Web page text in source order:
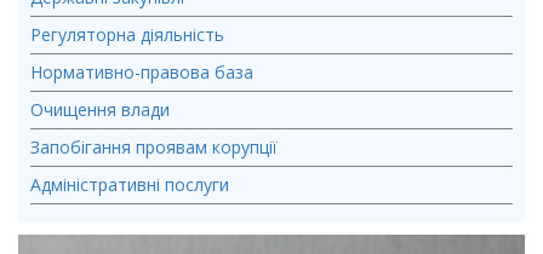
Регуляторна діяльність
Нормативно-правова база
Очищення влади
Запобігання проявам корупції
Адміністративні послуги